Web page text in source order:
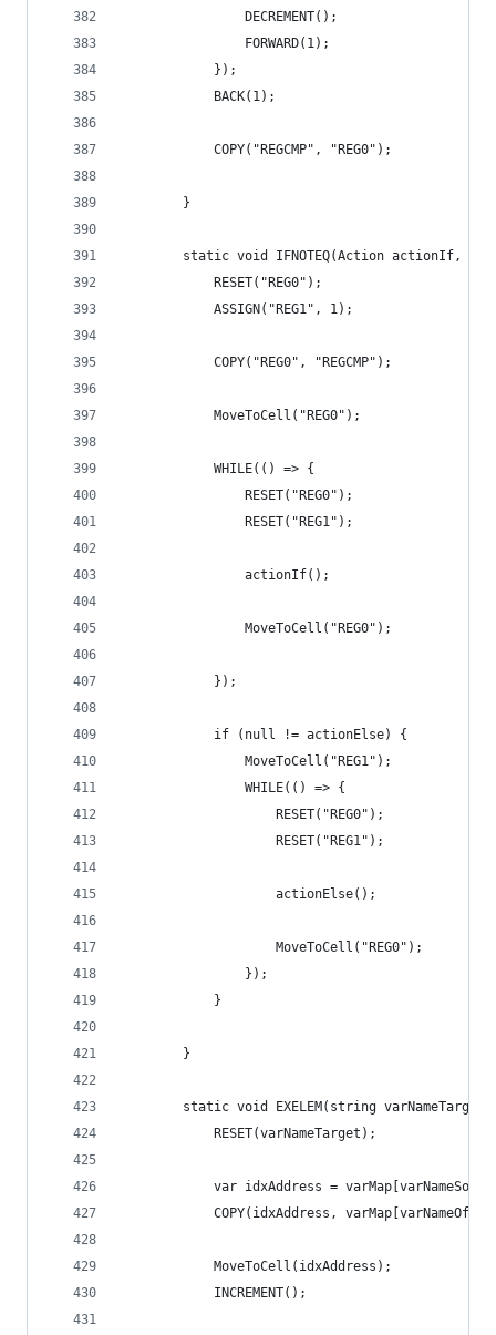
                DECREMENT();
                FORWARD(1);
            });
            BACK(1);
            COPY("REGCMP", "REG0");
        }
static void IFNOTEQ(Action actionIf,
            RESET("REG0");
            ASSIGN("REG1", 1);
            COPY("REG0", "REGCMP");
            MoveToCell("REG0");
            WHILE(() => {
                RESET("REG0");
                RESET("REG1");
                actionIf();
                MoveToCell("REG0");
            });
            if (null != actionElse) {
                MoveToCell("REG1");
                WHILE(() => {
                    RESET("REG0");
                    RESET("REG1");
                    actionElse();
                    MoveToCell("REG0");
                });
            }
        }
static void EXELEM(string
            RESET(varNameTarget);
var idxAddress =
COPY(idxAddress,
            MoveToCell(idxAddress);
            INCREMENT();